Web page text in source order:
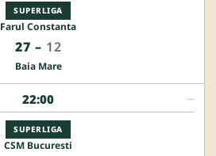
SUPERLIGA
Farul Constanta
27 – 12
Baia Mare
22:00
SUPERLIGA
CSM Bucuresti
—